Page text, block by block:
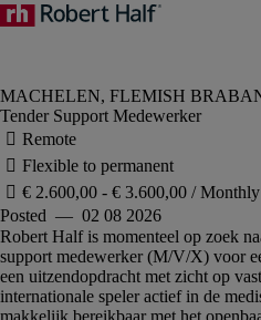
Tender Support Medewerker